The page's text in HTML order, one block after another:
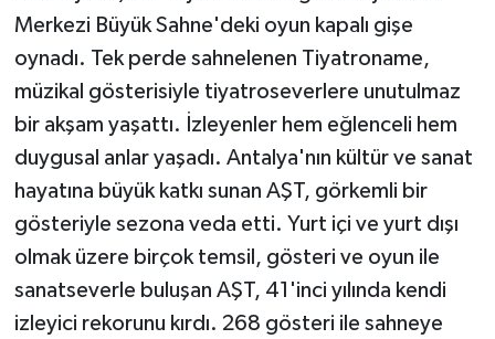
Merkezi Büyük Sahne'deki oyun kapalı gişe
oynadı. Tek perde sahnelenen Tiyatroname,
müzikal gösterisiyle tiyatroseverlere unutulmaz
bir akşam yaşattı. İzleyenler hem eğlenceli hem
duygusal anlar yaşadı. Antalya'nın kültür ve sanat
hayatına büyük katkı sunan AŞT, görkemli bir
gösteriyle sezona veda etti. Yurt içi ve yurt dışı
olmak üzere birçok temsil, gösteri ve oyun ile
sanatseverle buluşan AŞT, 41'inci yılında kendi
izleyici rekorunu kırdı. 268 gösteri ile sahneye